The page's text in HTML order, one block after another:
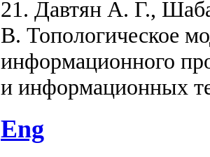
21. Давтян А. Г.,
В. Топологическое
информационного
и информационных
Eng